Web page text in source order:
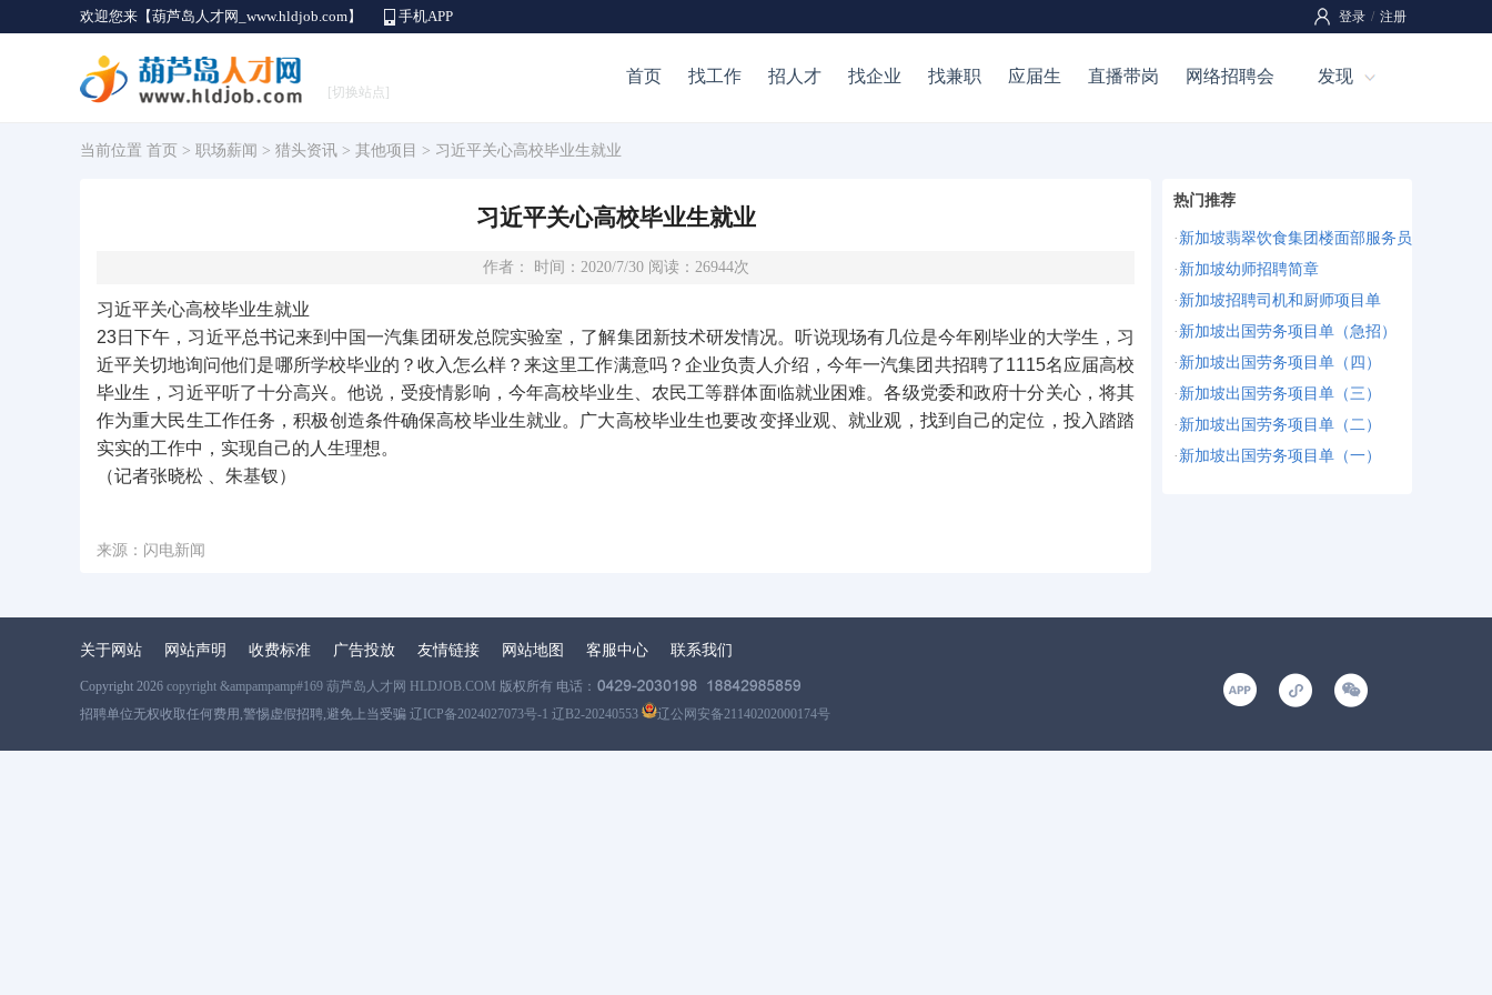
欢迎您来【葫芦岛人才网_www.hldjob.com】 手机APP 登录 / 注册
[切换站点]
首页 找工作 招人才 找企业 找兼职 应届生 直播带岗 网络招聘会 发现
当前位置 首页 > 职场薪闻 > 猎头资讯 > 其他项目 > 习近平关心高校毕业生就业
习近平关心高校毕业生就业
作者： 时间：2020/7/30 阅读：26944次
习近平关心高校毕业生就业
23日下午，习近平总书记来到中国一汽集团研发总院实验室，了解集团新技术研发情况。听说现场有几位是今年刚毕业的大学生，习
近平关切地询问他们是哪所学校毕业的？收入怎么样？来这里工作满意吗？企业负责人介绍，今年一汽集团共招聘了1115名应届高校
毕业生，习近平听了十分高兴。他说，受疫情影响，今年高校毕业生、农民工等群体面临就业困难。各级党委和政府十分关心，将其
作为重大民生工作任务，积极创造条件确保高校毕业生就业。广大高校毕业生也要改变择业观、就业观，找到自己的定位，投入踏踏
实实的工作中，实现自己的人生理想。
（记者张晓松 、朱基钗）
来源：闪电新闻
热门推荐
· 新加坡翡翠饮食集团楼面部服务员
· 新加坡幼师招聘简章
· 新加坡招聘司机和厨师项目单
· 新加坡出国劳务项目单（急招）
· 新加坡出国劳务项目单（四）
· 新加坡出国劳务项目单（三）
· 新加坡出国劳务项目单（二）
· 新加坡出国劳务项目单（一）
关于网站 网站声明 收费标准 广告投放 友情链接 网站地图 客服中心 联系我们
Copyright 2026 copyright &ampampamp#169 葫芦岛人才网 HLDJOB.COM 版权所有 电话：
招聘单位无权收取任何费用,警惕虚假招聘,避免上当受骗 辽ICP备2024027073号-1 辽B2-20240553 辽公网安备21140202000174号